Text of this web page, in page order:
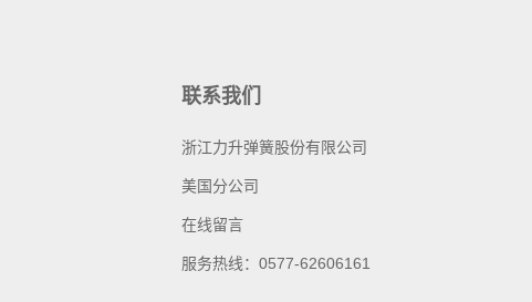
联系我们
浙江力升弹簧股份有限公司
美国分公司
在线留言
服务热线：0577-62606161